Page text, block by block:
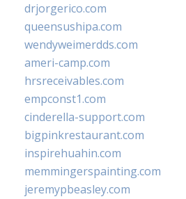
drjorgerico.com
queensushipa.com
wendyweimerdds.com
ameri-camp.com
hrsreceivables.com
empconst1.com
cinderella-support.com
bigpinkrestaurant.com
inspirehuahin.com
memmingerspainting.com
jeremypbeasley.com